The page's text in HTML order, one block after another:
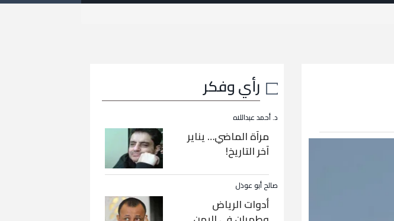
رأي وفكر
د. أحمد عبداللاه
مرآة الماضي… يناير
آخر التاريخ!
صالح أبو عوذل
أدوات الرياض